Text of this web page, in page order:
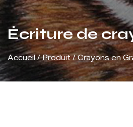
Écriture de
Accueil/Produit / Crayons en